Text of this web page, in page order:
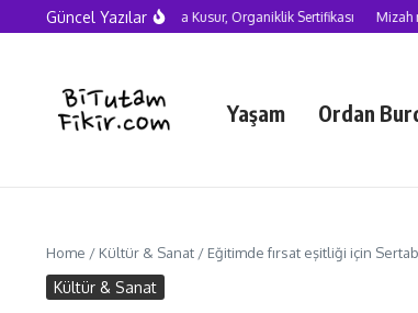
Skip to content
Güncel Yazılar
Zekâ Çağında Kusur, Organiklik Sertifikası Mizah neden
Yaşam Ordan
Home / Kültür & Sanat / Eğitimde fırsat eşitliği için
Kültür & Sanat